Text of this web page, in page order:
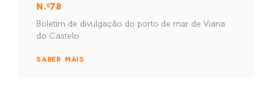
N.º78
Boletim de divulgação do porto de mar de Viana
do Castelo
SABER MAIS